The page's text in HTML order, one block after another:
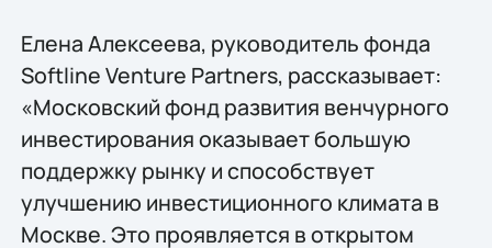
Елена Алексеева, руководитель фонда
Softline Venture Partners, рассказывает:
«Московский фонд развития венчурного
инвестирования оказывает большую
поддержку рынку и способствует
улучшению инвестиционного климата в
Москве. Это проявляется в открытом